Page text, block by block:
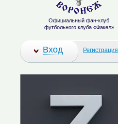
Официальный фан-клуб
футбольного клуба «Факел»
Вход Регистрация